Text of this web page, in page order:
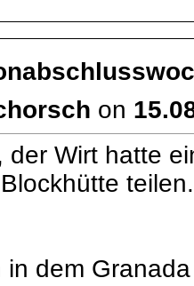
on
der Wirt hatte
in dem